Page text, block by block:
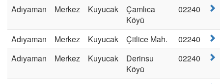
Adıyaman Merkez Kuyucak
Çamlıca
Köyü
02240
Adıyaman Merkez Kuyucak Çitlice Mah.
02240
Adıyaman
Merkez Kuyucak
Derinsu
Köyü
02240